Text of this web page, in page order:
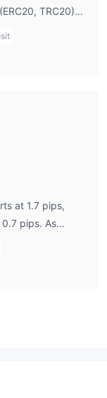
TRC20),
This flexibility
at 1.7 pips,
pips. As
to these